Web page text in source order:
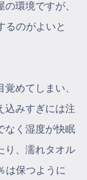
環境ですが、
るのがよいと
めてしまい、
込みすぎには注
なく湿度が快眠
り、濡れタオル
は保つように